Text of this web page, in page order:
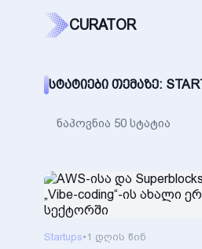
CURATOR
ᲡᲢᲐᲢᲘᲔᲑᲘ ᲗᲔᲛᲐᲖᲔ:
ნაპოვნია 50 სტატია
Startups•1 დღის წინ